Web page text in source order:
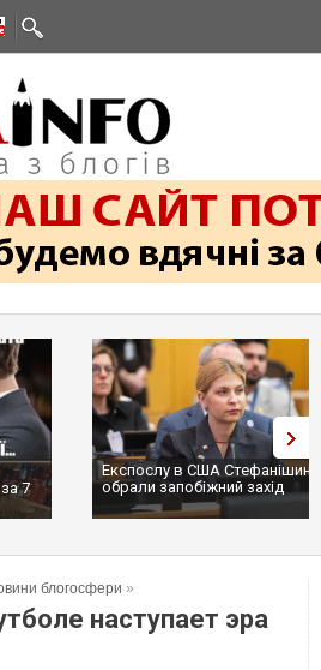
7
Експослу в США Стефанішиній
обрали запобіжний захід
блогосфери »
наступает эра